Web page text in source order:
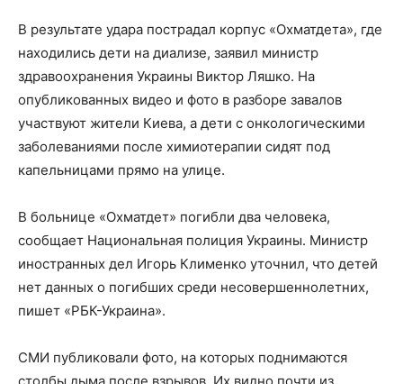
В результате удара пострадал корпус «Охматдета», где
находились дети на диализе, заявил министр
здравоохранения Украины Виктор Ляшко. На
опубликованных видео и фото в разборе завалов
участвуют жители Киева, а дети с онкологическими
заболеваниями после химиотерапии сидят под
капельницами прямо на улице.
В больнице «Охматдет» погибли два человека,
сообщает Национальная полиция Украины. Министр
иностранных дел Игорь Клименко уточнил, что детей
нет данных о погибших среди несовершеннолетних,
пишет «РБК-Украина».
СМИ публиковали фото, на которых поднимаются